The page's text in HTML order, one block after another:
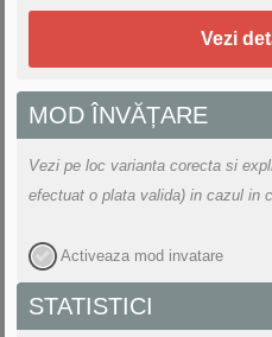
Vezi
MOD ÎNVĂȚARE
Vezi pe loc varianta corecta si
efectuat o plata valida) in cazul in
Activeaza mod invatare
STATISTICI